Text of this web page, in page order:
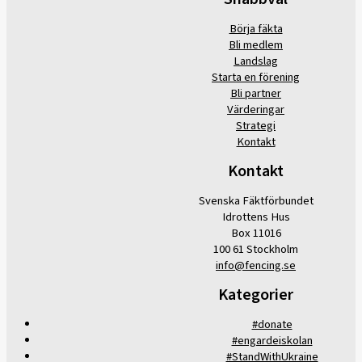
Börja fäkta
Bli medlem
Landslag
Starta en förening
Bli partner
Värderingar
Strategi
Kontakt
Kontakt
Svenska Fäktförbundet
Idrottens Hus
Box 11016
100 61 Stockholm
info@fencing.se
Kategorier
#donate
#engardeiskolan
#StandWithUkraine